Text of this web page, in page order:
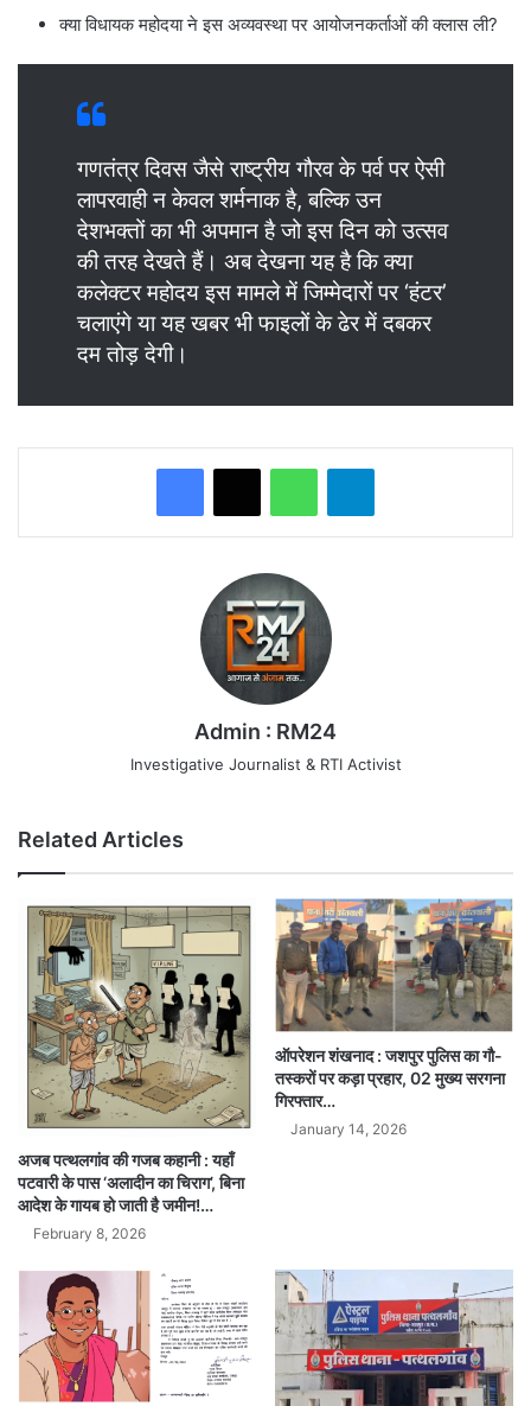
​क्या विधायक महोदया ने इस अव्यवस्था पर आयोजनकर्ताओं की क्लास ली?
गणतंत्र दिवस जैसे राष्ट्रीय गौरव के पर्व पर ऐसी
लापरवाही न केवल शर्मनाक है, बल्कि उन
देशभक्तों का भी अपमान है जो इस दिन को उत्सव
की तरह देखते हैं। अब देखना यह है कि क्या
कलेक्टर महोदय इस मामले में जिम्मेदारों पर ‘हंटर’
चलाएंगे या यह खबर भी फाइलों के ढेर में दबकर
दम तोड़ देगी।
WhatsAppTelegram
Admin : RM24
Investigative Journalist & RTI Activist
Related Articles
अजब पत्थलगांव की गजब कहानी : यहाँ
पटवारी के पास ‘अलादीन का चिराग’, बिना
आदेश के गायब हो जाती है जमीन!…
February 8, 2026
ऑपरेशन शंखनाद : जशपुर पुलिस का गौ-
तस्करों पर कड़ा प्रहार, 02 मुख्य सरगना
गिरफ्तार…
January 14, 2026